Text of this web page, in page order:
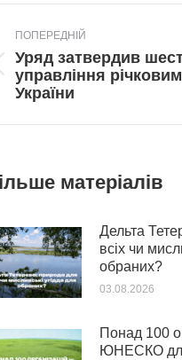
ПОПЕРЕДНІЙ
Попередній
пост:
Уряд затвердив
управління
України
матеріалів
Дельта
всіх чи
обраних?
03.08.2026
Понад 100
ЮНЕСКО